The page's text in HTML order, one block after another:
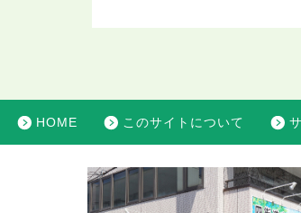
HOME このサイトについて